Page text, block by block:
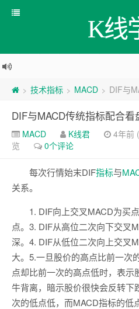
K线
> 技术指标 > MACD > DIF与
DIF与MACD传统指标配合看
MACD K线君 4年前
览
0个评论
每次行情始末DIF指标与
关系。
1. DIF向上交叉MACD为买点
点。3. DIF从高位二次向下交叉
深。4. DIF从低位二次向上交叉
大。5.一旦股价的高点比前一次
点却比前一次的高点低时，表
牛背离，暗示股价很快会反转下
次的低点低，而MACD指标的低